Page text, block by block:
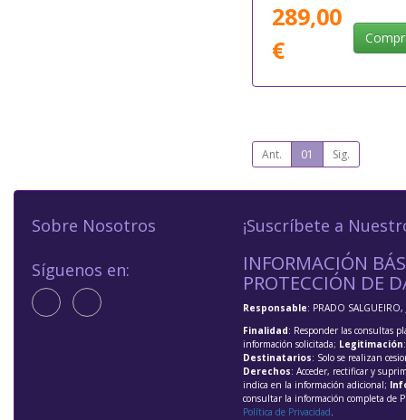
289,00
€
Ant. 01 Sig.
Sobre Nosotros
Síguenos en:
¡Suscríbete a
INFORMACIÓN
PROTECCIÓN DE
Responsable: PRADO SALGUEIRO,
Finalidad: Responder las consultas
información solicitada; Legitimación
Destinatarios: Solo se realizan
Derechos: Acceder, rectificar y
indica en la información adicional;
consultar la información completa de
Política de Privacidad.